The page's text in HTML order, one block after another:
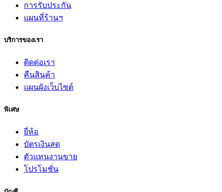
การรับประกัน
แผนที่ร้านฯ
บริการของเรา
ติดต่อเรา
คืนสินค้า
แผนผังเว็บไซต์
พิเศษ
ยี่ห้อ
บัตรเงินสด
ตัวแทนงานขาย
โปรโมชั่น